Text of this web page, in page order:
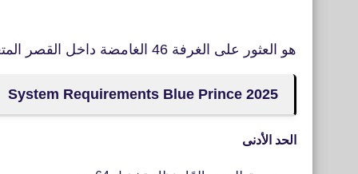
هو العثور على الغرفة 46 الغامضة داخل القصر المتغير باستمرار.
System Requirements Blue Prince 2025
الحد الأدنى